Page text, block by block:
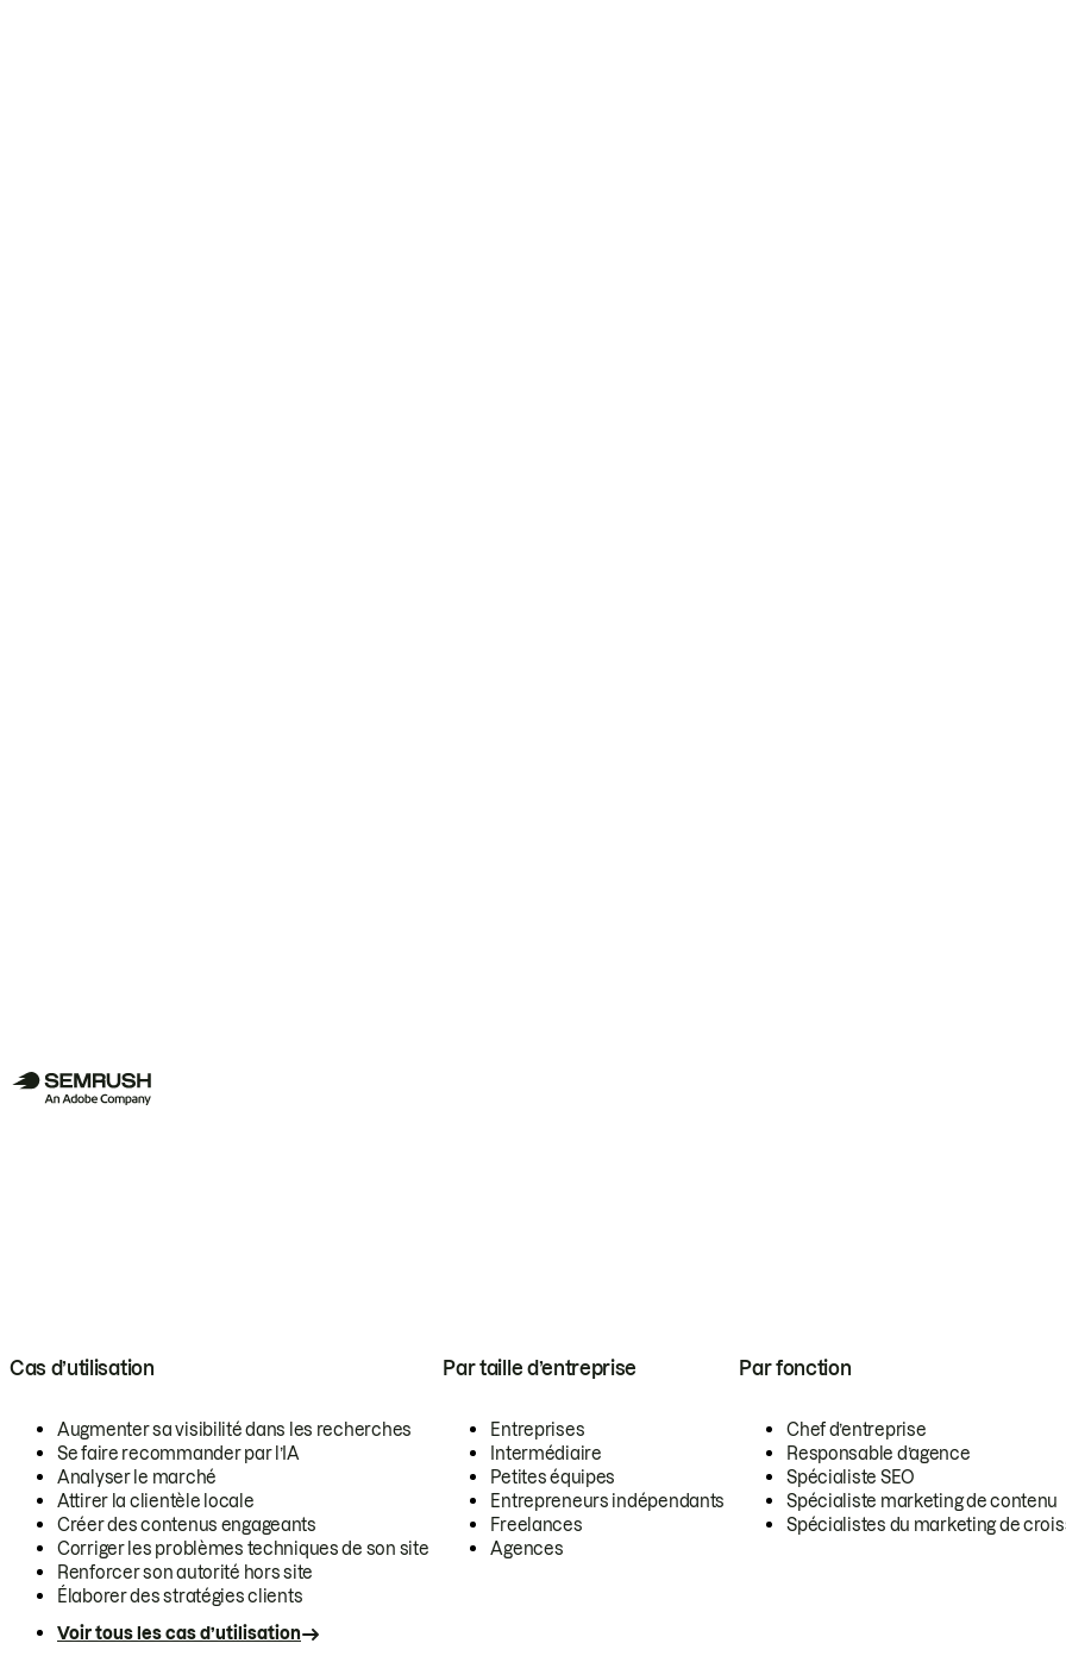
Cas d’utilisation
Augmenter sa visibilité dans les recherches
Se faire recommander par l’IA
Analyser le marché
Attirer la clientèle locale
Créer des contenus engageants
Corriger les problèmes techniques de son site
Renforcer son autorité hors site
Élaborer des stratégies clients
Voir tous les cas d’utilisation
Par taille d’entreprise
Entreprises
Intermédiaire
Petites équipes
Entrepreneurs indépendants
Freelances
Agences
Par fonction
Chef d’entreprise
Responsable d’agence
Spécialiste SEO
Spécialiste marketing de contenu
Spécialistes du marketing de